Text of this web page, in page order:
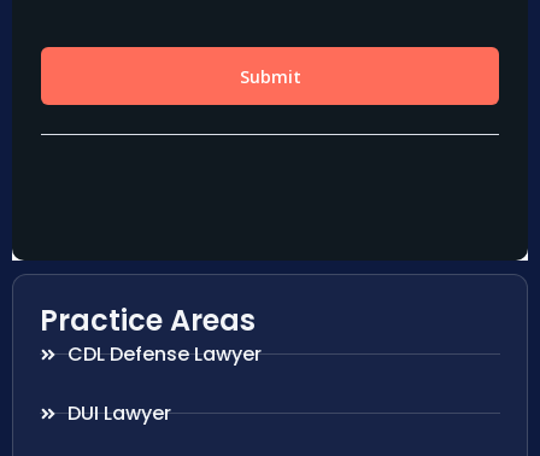
Practice Areas
CDL Defense Lawyer
DUI Lawyer